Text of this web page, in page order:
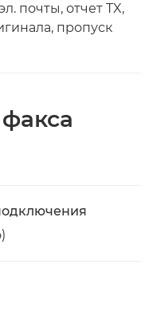
почты, отчет TX,
пропуск